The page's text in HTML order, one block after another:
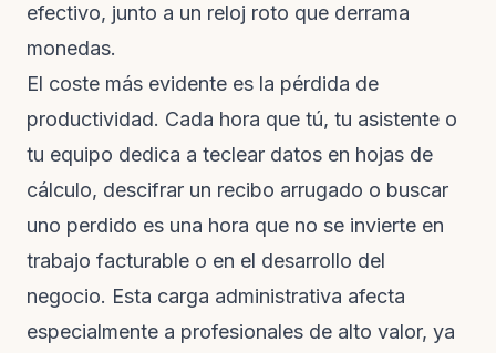
El coste más evidente es la pérdida de
productividad. Cada hora que tú, tu asistente o
tu equipo dedica a teclear datos en hojas de
cálculo, descifrar un recibo arrugado o buscar
uno perdido es una hora que no se invierte en
trabajo facturable o en el desarrollo del
negocio. Esta carga administrativa afecta
especialmente a profesionales de alto valor, ya